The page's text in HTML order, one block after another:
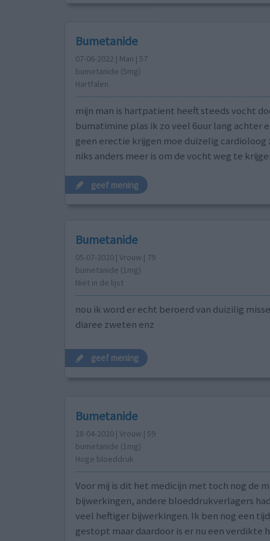
Bumetanide
07-06-2022 | Man | 57
bumetanide (5mg)
Hartfalen
mijn man is hartpatient heeft steeds vocht
bumatimine plas ik zo veel 6uur lang achter
geen erectie krijgen moe duizelig cardioloog
niks anders meer is om de vocht weg te
geef mening
Bumetanide
05-07-2020 | Vrouw | 79
bumetanide (1mg)
Niet in de lijst
nou ik word er echt beroerd van duizilig
diaree zweten enz
geef mening
Bumetanide
28-04-2020 | Vrouw | 59
bumetanide (1mg)
Hoge bloeddruk
Voor mij is dit het medicijn met toch nog de
bijwerkingen, andere bloeddrukverlagers
veel heftiger bijwerkingen. Ik ben nog een
gestopt maar daardoor is er nu een verdikte